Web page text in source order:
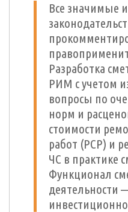
Все значимые
Разработка
РИМ с учетом
вопросы по
норм и
стоимости
работ (РСР) и
ЧС в практике
Функционал
деятельности